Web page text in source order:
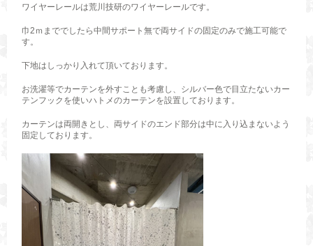
ワイヤーレールは荒川技研のワイヤーレールです。
巾2ｍまででしたら中間サポート無で両サイドの固定のみで施工可能で
す。
下地はしっかり入れて頂いております。
お洗濯等でカーテンを外すことも考慮し、シルバー色で目立たないカー
テンフックを使いハトメのカーテンを設置しております。
カーテンは両開きとし、両サイドのエンド部分は中に入り込まないよう
固定しております。